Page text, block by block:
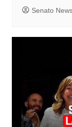
Senato